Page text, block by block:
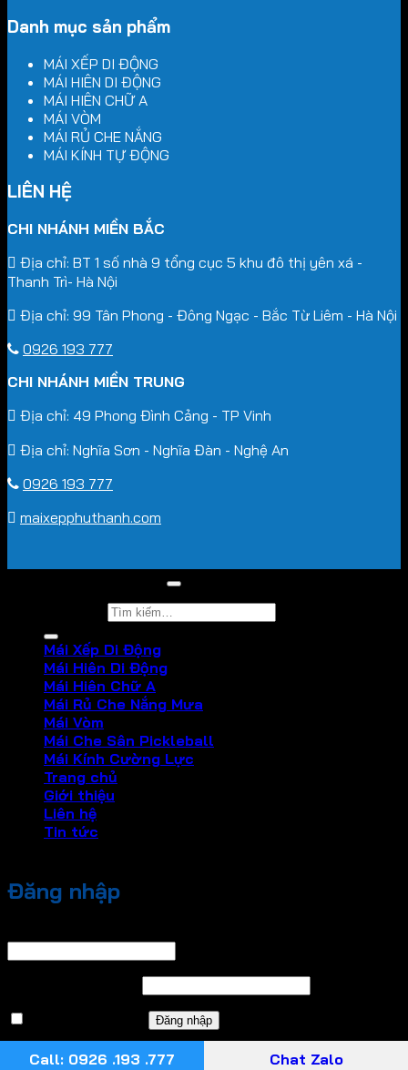
Danh mục sản phẩm
MÁI XẾP DI ĐỘNG
MÁI HIÊN DI ĐỘNG
MÁI HIÊN CHỮ A
MÁI VÒM
MÁI RỦ CHE NẮNG
MÁI KÍNH TỰ ĐỘNG
LIÊN HỆ
CHI NHÁNH MIỀN BẮC
Địa chỉ: BT 1 số nhà 9 tổng cục 5 khu đô thị yên xá -
Thanh Trì- Hà Nội
Địa chỉ: 99 Tân Phong - Đông Ngạc - Bắc Từ Liêm - Hà Nội
0926 193 777
CHI NHÁNH MIỀN TRUNG
Địa chỉ: 49 Phong Đình Cảng - TP Vinh
Địa chỉ: Nghĩa Sơn - Nghĩa Đàn - Nghệ An
0926 193 777
maixepphuthanh.com
Mái Xếp Di Động
Mái Hiên Di Động
Mái Hiên Chữ A
Mái Rủ Che Nắng Mưa
Mái Vòm
Mái Che Sân Pickleball
Mái Kính Cường Lực
Trang chủ
Giới thiệu
Liên hệ
Tin tức
Call: 0926 .193 .777 Chat Zalo
Đăng nhập
Đăng nhập
Quên mật khẩu?